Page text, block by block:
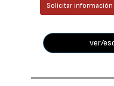
Solicitar información
ver/